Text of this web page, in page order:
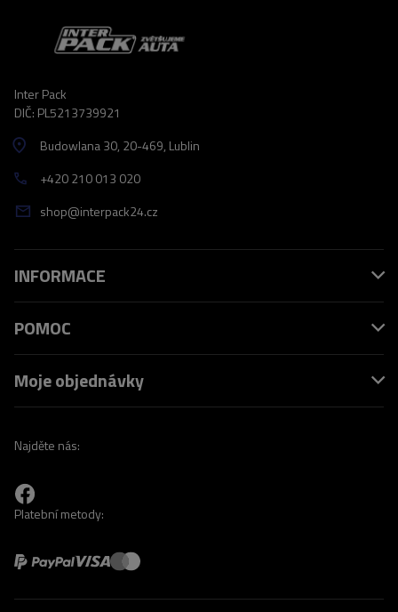
Inter Pack
DIČ: PL5213739921
Budowlana 30, 20-469, Lublin
+420 210 013 020
shop@interpack24.cz
INFORMACE
POMOC
Moje objednávky
Najděte nás:
Platební metody: